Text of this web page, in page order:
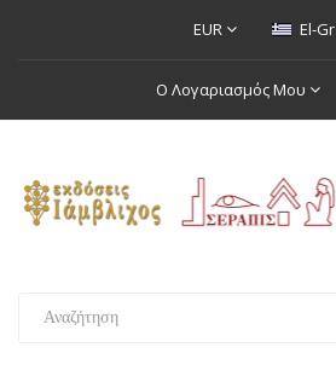
EUR El-Gr
Ο Λογαριασμός Μου